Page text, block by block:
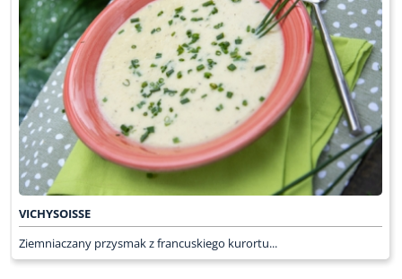
VICHYSOISSE
Ziemniaczany przysmak z francuskiego kurortu...